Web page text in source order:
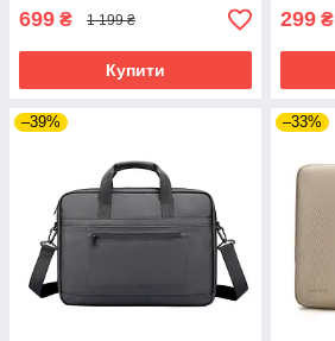
699 ₴ 1 199 ₴
Купити
299 ₴
–39% –33%